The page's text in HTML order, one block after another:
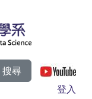
搜尋
登入